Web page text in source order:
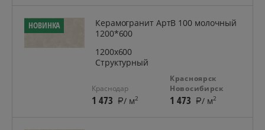
НОВИНКА
Керамогранит АртВ 100 молочный
1200*600
1200x600
Структурный
Краснодар
1 473 / м2
Красноярск
Новосибирск
1 473 / м2